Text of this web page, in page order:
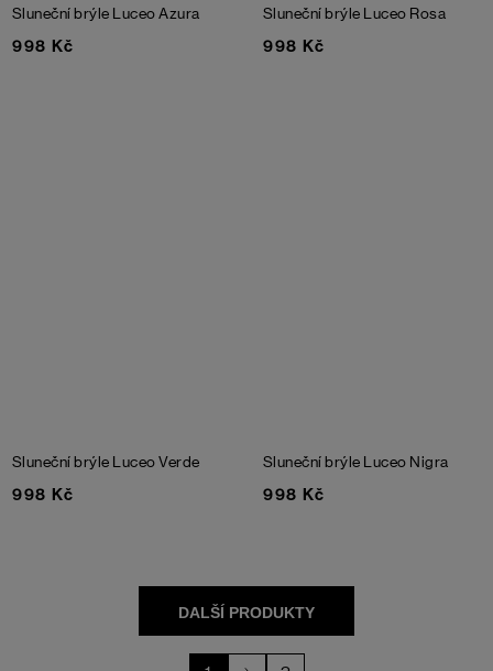
Sluneční brýle Luceo Azura
998 Kč
Sluneční brýle Luceo Rosa
998 Kč
Sluneční brýle Luceo Verde
998 Kč
Sluneční brýle Luceo Nigra
998 Kč